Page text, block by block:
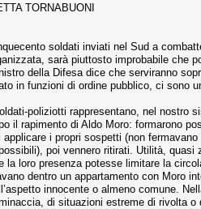
TORNABUONI
soldati inviati nel Sud a
sarà piuttosto improbabile che
della Difesa dice che serviranno
in funzioni di ordine pubblico, ci sono
poliziotti rappresentano, nel nostro
il rapimento di Aldo Moro: formarono
applicare i propri sospetti (non
poi vennero ritirati. Utilità, quasi
la loro presenza potesse limitare la
dentro un appartamento con Moro
innocente o almeno comune.
di situazioni estreme di rivolta o